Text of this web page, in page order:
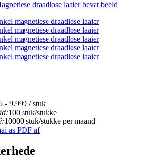
- 9.999 / stuk
100 stuk/stukke
10000 stuk/stukke per maand
as PDF af